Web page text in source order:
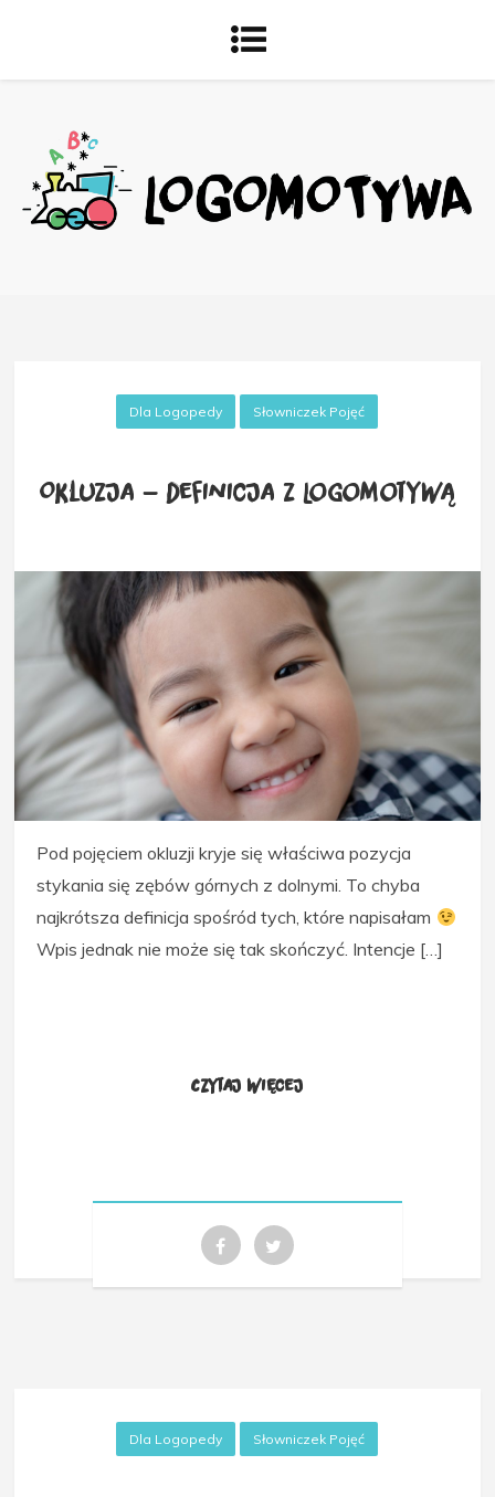
Dla Logopedy Słowniczek Pojęć
Okluzja – definicja z Logomotywą
Pod pojęciem okluzji kryje się właściwa pozycja
stykania się zębów górnych z dolnymi. To chyba
najkrótsza definicja spośród tych, które napisałam
Wpis jednak nie może się tak skończyć. Intencje […]
Czytaj więcej
Dla Logopedy Słowniczek Pojęć